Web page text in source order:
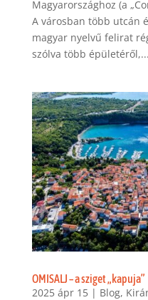
Magyarországhoz (a
A városban több utcán
magyar nyelvű felirat
szólva több épületéről,...
OMISALJ – a sziget „kapuja”
2025 ápr 15| Blog,